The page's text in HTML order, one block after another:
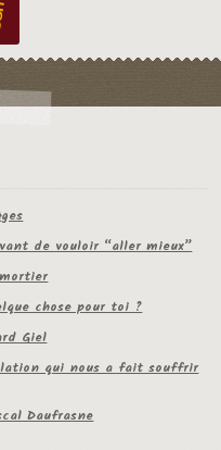
de vouloir “aller mieux”
chose pour toi ?
Giel
qui nous a fait souffrir
Daufrasne